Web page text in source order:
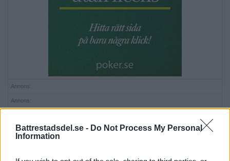
Battrestadsdel.se - Do Not Process My Personal
Information
Annons:
Annons:
Annons: